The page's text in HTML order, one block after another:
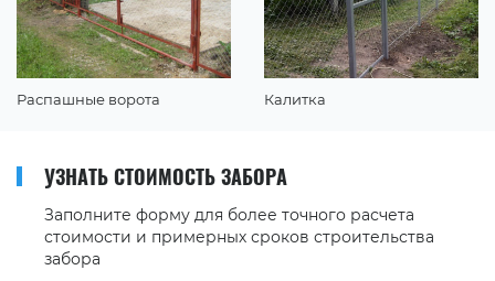
Распашные ворота Калитка
УЗНАТЬ СТОИМОСТЬ ЗАБОРА
Заполните форму для более точного расчета
стоимости и примерных сроков строительства
забора